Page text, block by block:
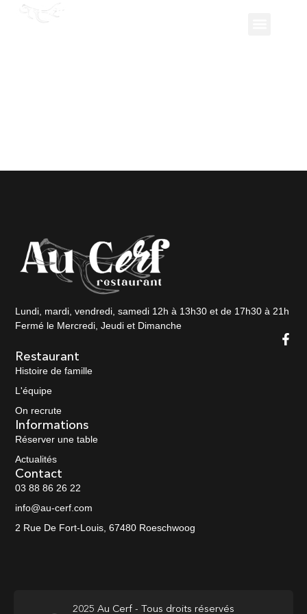
LÉGUMES ET
Lundi, mardi, vendredi, samedi 12h à 13h30 et de 17h30 à 21h
Fermé le Mercredi, Jeudi et Dimanche
Informations
Réserver une table
Actualités
Restaurant
Histoire de famille
L'équipe
On recrute
Contact
03 88 86 26 22
info@au-cerf.com
2 Rue De Fort-Louis, 67480 Roeschwoog
2025 Au Cerf - Tous droits réservés